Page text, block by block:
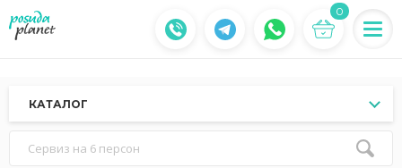
0
КАТАЛОГ
Сервиз на 6 персон